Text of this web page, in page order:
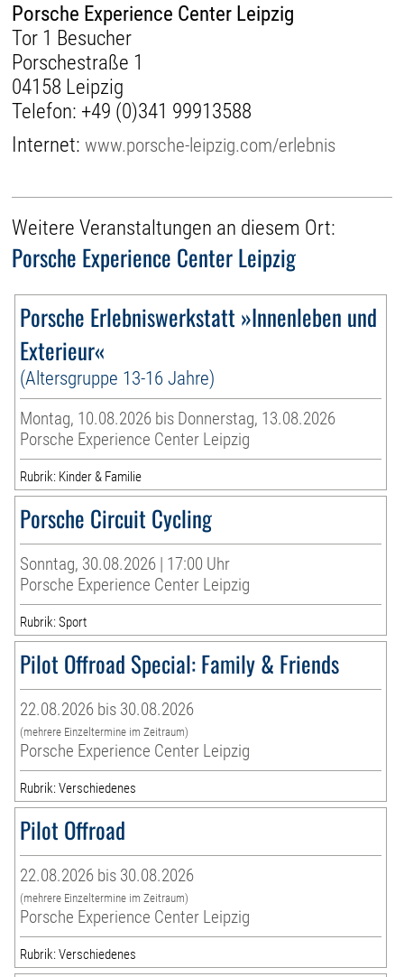
Porsche Experience Center Leipzig
Tor 1 Besucher
Porschestraße 1
04158 Leipzig
Telefon: +49 (0)341 99913588
Internet:www.porsche-leipzig.com/erlebnis
Weitere Veranstaltungen an diesem Ort:
Porsche Experience Center Leipzig
Porsche Erlebniswerkstatt »Innenleben und
Exterieur«
(Altersgruppe 13-16 Jahre)
Montag, 10.08.2026 bis Donnerstag, 13.08.2026
Porsche Experience Center Leipzig
Rubrik: Kinder & Familie
Porsche Circuit Cycling
Sonntag, 30.08.2026 | 17:00 Uhr
Porsche Experience Center Leipzig
Rubrik: Sport
Pilot Offroad Special: Family & Friends
22.08.2026 bis 30.08.2026
(mehrere Einzeltermine im Zeitraum)
Porsche Experience Center Leipzig
Rubrik: Verschiedenes
Pilot Offroad
22.08.2026 bis 30.08.2026
(mehrere Einzeltermine im Zeitraum)
Porsche Experience Center Leipzig
Rubrik: Verschiedenes